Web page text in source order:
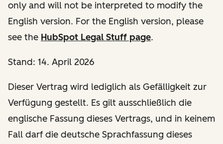
only and will not be interpreted to modify the
English version. For the English version, please
see the HubSpot Legal Stuff page.
Stand: 14. April 2026
Dieser Vertrag wird lediglich als Gefälligkeit zur
Verfügung gestellt. Es gilt ausschließlich die
englische Fassung dieses Vertrags, und in keinem
Fall darf die deutsche Sprachfassung dieses